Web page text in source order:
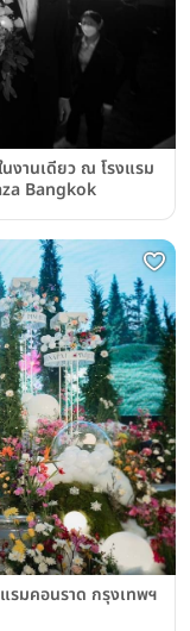
งานเดียว ณ โรงแรม
Bangkok
รมคอนราด กรุงเทพฯ